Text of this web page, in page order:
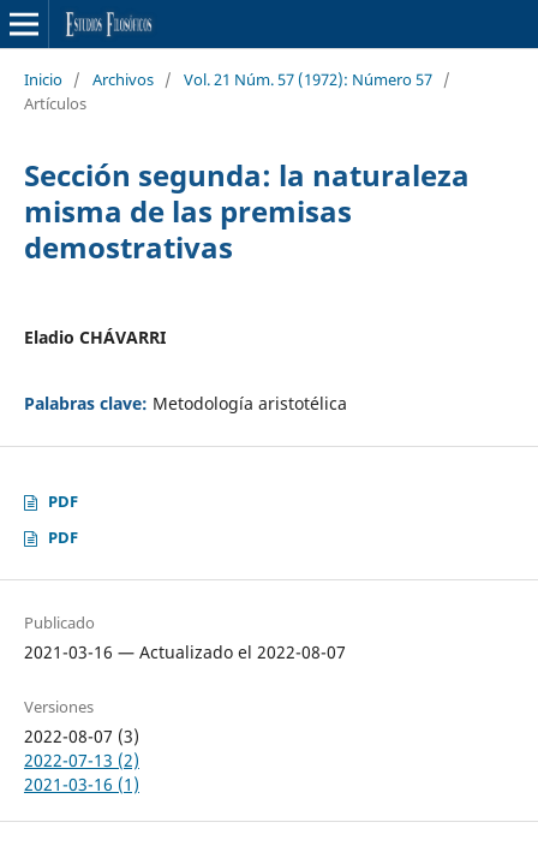
Inicio / Archivos / Vol. 21 Núm. 57 (1972): Número 57 /
Artículos
Sección segunda: la naturaleza
misma de las premisas
demostrativas
Eladio CHÁVARRI
Palabras clave: Metodología aristotélica
PDF
PDF
Publicado
2021-03-16 — Actualizado el 2022-08-07
Versiones
2022-08-07 (3)
2022-07-13 (2)
2021-03-16 (1)